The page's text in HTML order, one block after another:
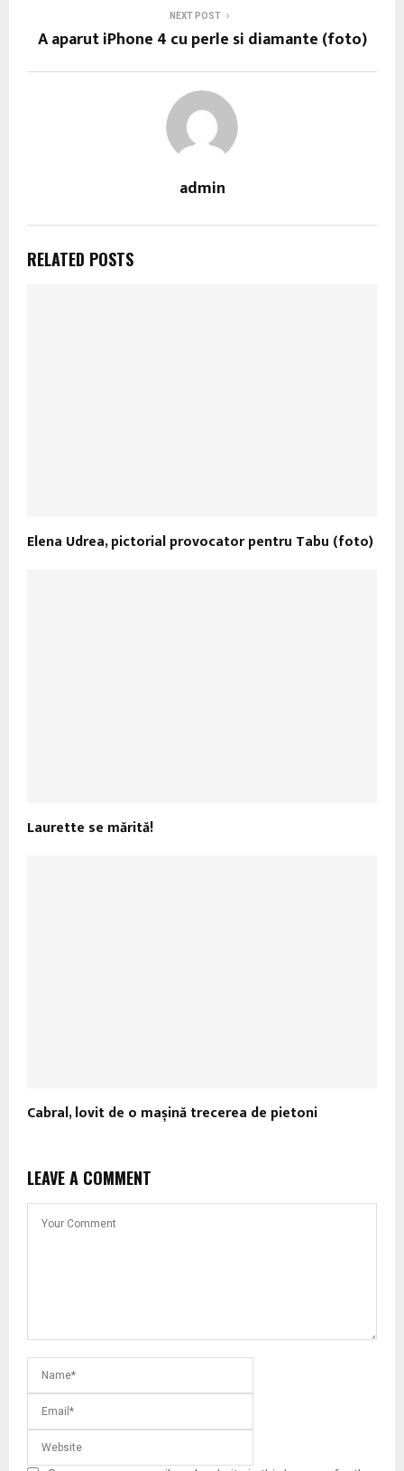
NEXT POST
A aparut iPhone 4 cu perle si diamante (foto)
admin
RELATED POSTS
Elena Udrea, pictorial provocator pentru Tabu (foto)
Laurette se mărită!
Cabral, lovit de o mașină trecerea de pietoni
LEAVE A COMMENT